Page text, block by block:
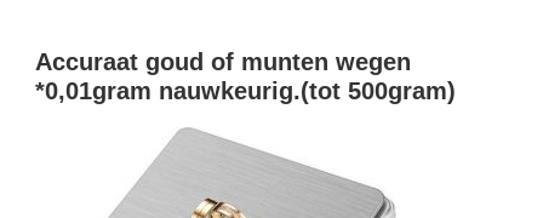
Accuraat goud of munten wegen
*0,01gram nauwkeurig.(tot 500gram)